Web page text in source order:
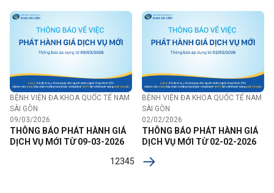
BỆNH VIỆN ĐA KHOA QUỐC TẾ NAM
SÀI GÒN
09/03/2026
THÔNG BÁO PHÁT HÀNH GIÁ
DỊCH VỤ MỚI TỪ 09-03-2026
BỆNH VIỆN ĐA KHOA QUỐC TẾ NAM
SÀI GÒN
02/02/2026
THÔNG BÁO PHÁT HÀNH GIÁ
DỊCH VỤ MỚI TỪ 02-02-2026
12345